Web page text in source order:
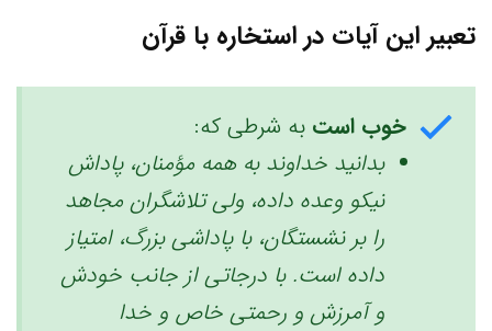
تعبیر این آیات در استخاره با قرآن
خوب است به شرطی که:
بدانید خداوند به همه مؤمنان، پاداش
نیکو وعده داده، ولی تلاشگران مجاهد
را بر نشستگان، با پاداشی بزرگ، امتیاز
داده است. با درجاتی از جانب خودش
و آمرزش و رحمتی خاص و خدا